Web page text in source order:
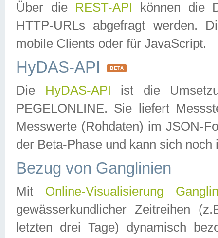
Über die REST-API können die
HTTP-URLs abgefragt werden.
mobile Clients oder für JavaScript.
HyDAS-API BETA
Die HyDAS-API ist die
PEGELONLINE. Sie liefert
Messwerte (Rohdaten) im JSON-
der Beta-Phase und kann sich noch
Bezug von Ganglinien
Mit Online-Visualisierung
gewässerkundlicher Zeitreihen
letzten drei Tage) dynamisch